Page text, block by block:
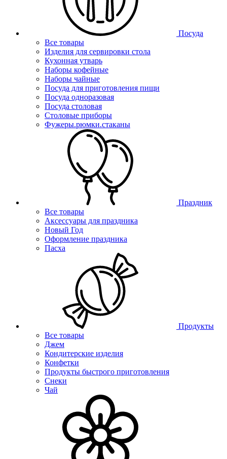
Посуда
Все товары
Изделия для сервировки стола
Кухонная утварь
Наборы кофейные
Наборы чайные
Посуда для приготовления пищи
Посуда одноразовая
Посуда столовая
Столовые приборы
Фужеры.рюмки.стаканы
Праздник
Все товары
Аксессуары для праздника
Новый Год
Оформление праздника
Пасха
Продукты
Все товары
Джем
Кондитерские изделия
Конфетки
Продукты быстрого приготовления
Снеки
Чай